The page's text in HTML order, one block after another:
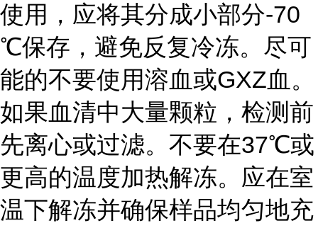
使用，应将其分成小部分-70
℃保存，避免反复冷冻。尽可
能的不要使用溶血或GXZ血。
如果血清中大量颗粒，检测前
先离心或过滤。不要在37℃或
更高的温度加热解冻。应在室
温下解冻并确保样品均匀地充